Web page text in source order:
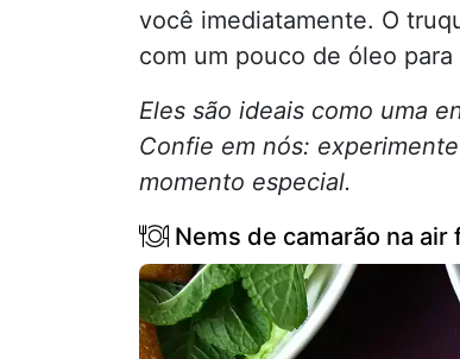
você imediatamente. O
com um pouco de óleo
Eles são ideais como uma
Confie em nós:
momento especial.
Nems de camarão na air